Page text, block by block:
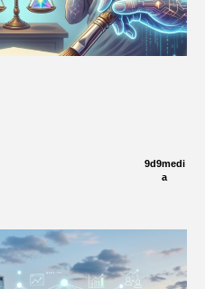
9d9medi
a